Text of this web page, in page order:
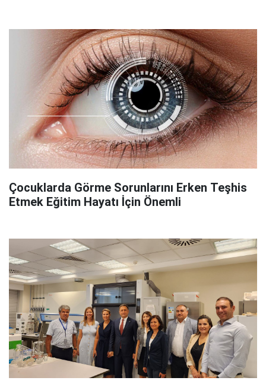
Çocuklarda Görme Sorunlarını Erken Teşhis
Etmek Eğitim Hayatı İçin Önemli